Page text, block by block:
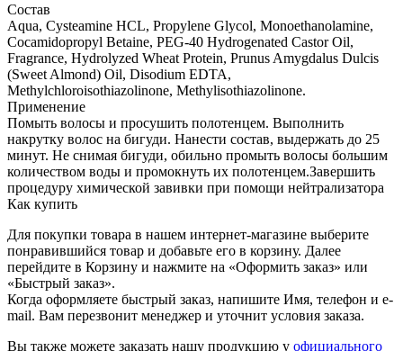
Состав
Aqua, Cysteamine HCL, Propylene Glycol, Monoethanolamine,
Cocamidopropyl Betaine, PEG-40 Hydrogenated Castor Oil,
Fragrance, Hydrolyzed Wheat Protein, Prunus Amygdalus Dulcis
(Sweet Almond) Oil, Disodium EDTA,
Methylchloroisothiazolinone, Methylisothiazolinone.
Применение
Помыть волосы и просушить полотенцем. Выполнить
накрутку волос на бигуди. Нанести состав, выдержать до 25
минут. Не снимая бигуди, обильно промыть волосы большим
количеством воды и промокнуть их полотенцем.Завершить
процедуру химической завивки при помощи нейтрализатора
Как купить
Для покупки товара в нашем интернет-магазине выберите
понравившийся товар и добавьте его в корзину. Далее
перейдите в Корзину и нажмите на «Оформить заказ» или
«Быстрый заказ».
Когда оформляете быстрый заказ, напишите Имя, телефон и e-
mail. Вам перезвонит менеджер и уточнит условия заказа.
Вы также можете заказать нашу продукцию у официального